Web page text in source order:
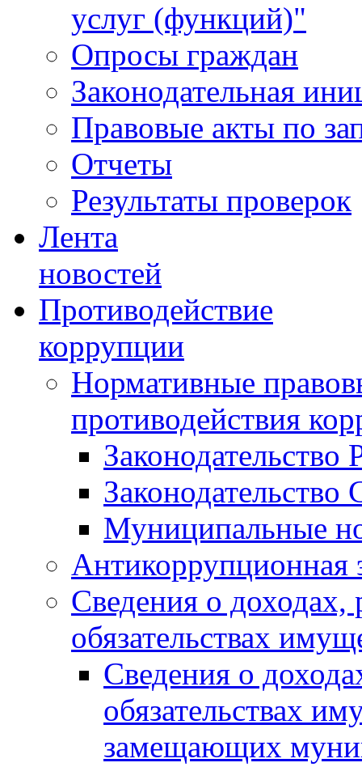
услуг (функций)"
Опросы граждан
Законодательная
Правовые акты по
Отчеты
Результаты проверок
Лента
новостей
Противодействие
коррупции
Нормативные
противодействия
Законодательство
Муниципальные
Антикоррупционная
Сведения о доходах,
обязательствах
Сведения о
обязательствах
замещающих